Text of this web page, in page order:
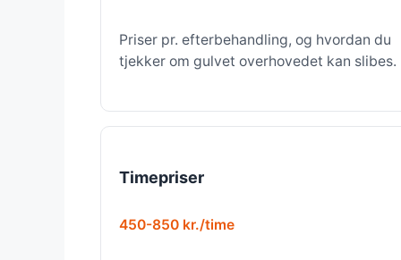
Priser pr. efterbehandling, og hvordan du
tjekker om gulvet overhovedet kan slibes.
Timepriser
450-850 kr./time